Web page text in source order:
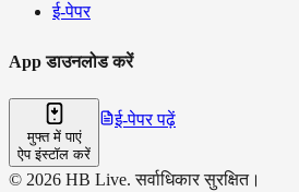
ई-पेपर
App डाउनलोड करें
मुफ्त में पाएं
ऐप इंस्टॉल करें
ई-पेपर पढ़ें
© 2026 HB Live. सर्वाधिकार सुरक्षित।